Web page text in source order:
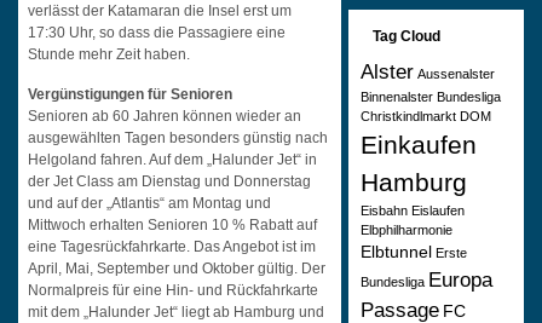
verlässt der Katamaran die Insel erst um
17:30 Uhr, so dass die Passagiere eine
Stunde mehr Zeit haben.
Vergünstigungen für Senioren
Senioren ab 60 Jahren können wieder an
ausgewählten Tagen besonders günstig nach
Helgoland fahren. Auf dem „Halunder Jet“ in
der Jet Class am Dienstag und Donnerstag
und auf der „Atlantis“ am Montag und
Mittwoch erhalten Senioren 10 % Rabatt auf
eine Tagesrückfahrkarte. Das Angebot ist im
April, Mai, September und Oktober gültig. Der
Normalpreis für eine Hin- und Rückfahrkarte
mit dem „Halunder Jet“ liegt ab Hamburg und
Tag Cloud
Alster Aussenalster
Binnenalster Bundesliga
Christkindlmarkt DOM
Einkaufen
Hamburg
Eisbahn Eislaufen
Elbphilharmonie
Elbtunnel Erste
Bundesliga Europa
Passage FC